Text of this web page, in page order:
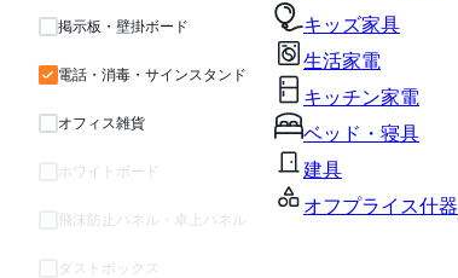
キッズ家具
生活家電
キッチン家電
ベッド・寝具
建具
オフプライス什器
掲示板・壁掛ボード
電話・消毒・サインスタンド
オフィス雑貨
ホワイトボード
飛沫防止パネル・卓上パネル
ダストボックス